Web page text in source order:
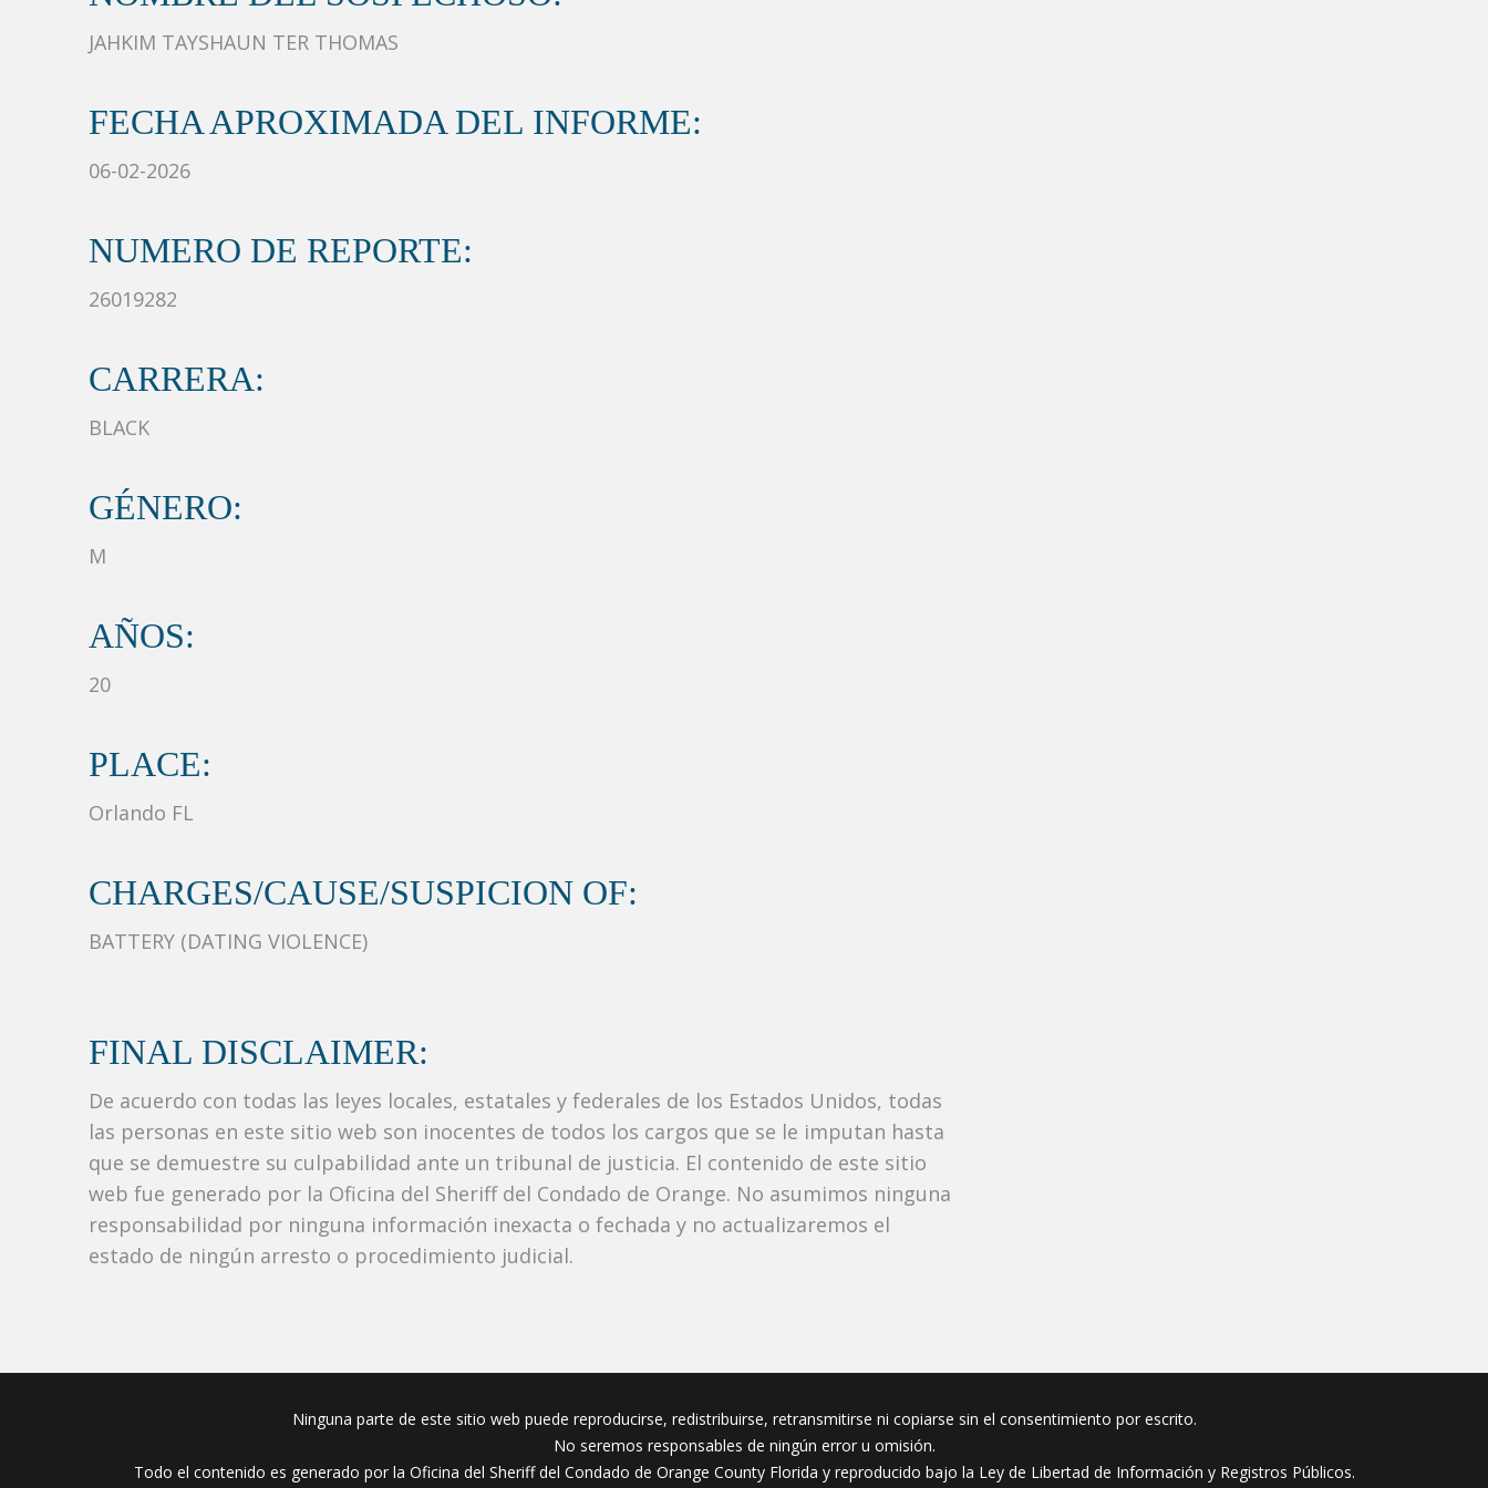
JAHKIM TAYSHAUN TER THOMAS
FECHA APROXIMADA DEL INFORME:
06-02-2026
NUMERO DE REPORTE:
26019282
CARRERA:
BLACK
GÉNERO:
M
AÑOS:
20
PLACE:
Orlando FL
CHARGES/CAUSE/SUSPICION OF:
BATTERY (DATING VIOLENCE)
FINAL DISCLAIMER:
De acuerdo con todas las leyes locales, estatales y federales de los Estados Unidos, todas
las personas en este sitio web son inocentes de todos los cargos que se le imputan hasta
que se demuestre su culpabilidad ante un tribunal de justicia. El contenido de este sitio
web fue generado por la Oficina del Sheriff del Condado de Orange. No asumimos ninguna
responsabilidad por ninguna información inexacta o fechada y no actualizaremos el
estado de ningún arresto o procedimiento judicial.
Ninguna parte de este sitio web puede reproducirse, redistribuirse, retransmitirse ni copiarse sin el consentimiento por escrito.
No seremos responsables de ningún error u omisión.
Todo el contenido es generado por la Oficina del Sheriff del Condado de Orange County Florida y reproducido bajo la Ley de Libertad de Información y Registros Públicos.